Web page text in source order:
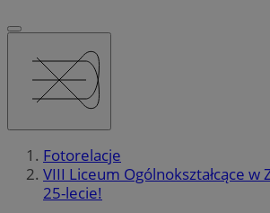
Fotorelacje
VIII Liceum Ogólnokształcące w
25-lecie!